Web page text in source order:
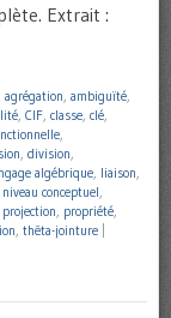
Extrait :
agrégation, ambiguïté,
, CIF, classe, clé,
,
, division,
algébrique, liaison,
niveau conceptuel,
projection, propriété,
, thêta-jointure